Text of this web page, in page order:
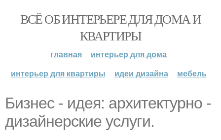
ВСЁ ОБ ИНТЕРЬЕРЕ ДЛЯ ДОМА И
КВАРТИРЫ
главная
интерьер для дома
интерьер для квартиры
идеи дизайна мебель
Бизнес - идея: архитектурно -
дизайнерские услуги.